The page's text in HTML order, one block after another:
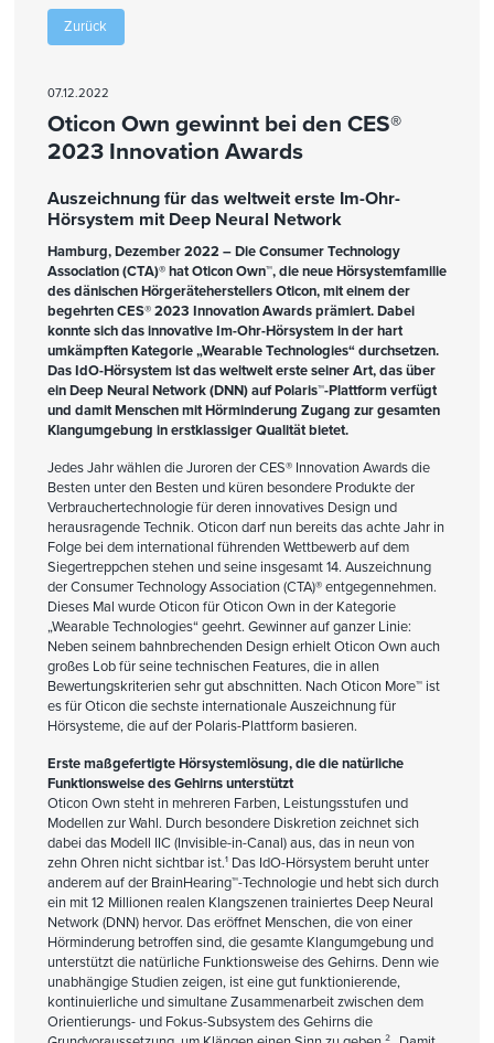
Zurück
07.12.2022
Oticon Own gewinnt bei den CES®
2023 Innovation Awards
Auszeichnung für das weltweit erste Im-Ohr-
Hörsystem mit Deep Neural Network
Hamburg, Dezember 2022 – DieConsumer Technology
Association (CTA)® hatOticon Own™, dieneue Hörsystemfamilie
des dänischen Hörgeräteherstellers Oticon, mit einem der
begehrten CES®2023 InnovationAwards prämiert. Dabei
konnte sich dasinnovative Im-Ohr-Hörsystemin der hart
umkämpften Kategorie „Wearable Technologies“ durchsetzen.
Das IdO-Hörsystem ist das weltweit erste seiner Art, das über
ein Deep Neural Network (DNN) auf Polaris™-Plattformverfügt
und damit Menschen mit Hörminderung Zugang zur gesamten
Klangumgebung in erstklassiger Qualität bietet.
Jedes Jahr wählen die Juroren der CES® Innovation Awards die
Besten unter den Besten und küren besondere Produkte der
Verbrauchertechnologie für deren innovatives Design und
herausragende Technik. Oticon darf nun bereits das achte Jahr in
Folge bei dem international führenden Wettbewerb auf dem
Siegertreppchen stehen und seine insgesamt 14. Auszeichnung
der Consumer Technology Association (CTA)® entgegennehmen.
Dieses Mal wurde Oticon für Oticon Own in der Kategorie
„Wearable Technologies“ geehrt. Gewinner auf ganzer Linie:
Neben seinem bahnbrechenden Design erhielt Oticon Own auch
großes Lob für seine technischen Features, die in allen
Bewertungskriterien sehr gut abschnitten. Nach Oticon More™ ist
es für Oticon die sechste internationale Auszeichnung für
Hörsysteme, die auf der Polaris-Plattform basieren.
Erste maßgefertigte Hörsystemlösung, die die natürliche
Funktionsweise des Gehirns unterstützt
Oticon Own steht in mehreren Farben, Leistungsstufen und
Modellen zur Wahl. Durch besondere Diskretion zeichnet sich
dabei das Modell IIC (Invisible-in-Canal) aus, das in neun von
zehn Ohren nicht sichtbar ist.¹ Das IdO-Hörsystem beruht unter
anderem auf der BrainHearing™-Technologie und hebt sich durch
ein mit 12 Millionen realen Klangszenen trainiertes Deep Neural
Network (DNN) hervor. Das eröffnet Menschen, die von einer
Hörminderung betroffen sind, die gesamte Klangumgebung und
unterstützt die natürliche Funktionsweise des Gehirns. Denn wie
unabhängige Studien zeigen, ist eine gut funktionierende,
kontinuierliche und simultane Zusammenarbeit zwischen dem
Orientierungs- und Fokus-Subsystem des Gehirns die